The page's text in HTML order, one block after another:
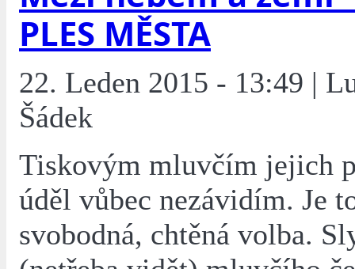
PLES MĚSTA
22. Leden 2015 - 13:49 |
Šádek
Tiskovým mluvčím jejich
úděl vůbec nezávidím. Je
svobodná, chtěná volba.